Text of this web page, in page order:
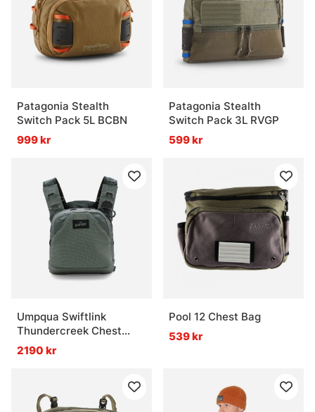
Patagonia Stealth
Switch Pack 5L BCBN
999 kr
Patagonia Stealth
Switch Pack 3L RVGP
599 kr
Umpqua Swiftlink
Thundercreek Chest
Pack
2190 kr
Pool 12 Chest Bag
539 kr